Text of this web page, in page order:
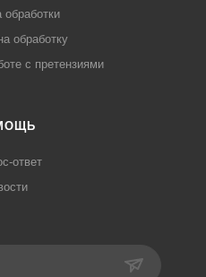
обработки
обработку
с претензиями
ответ